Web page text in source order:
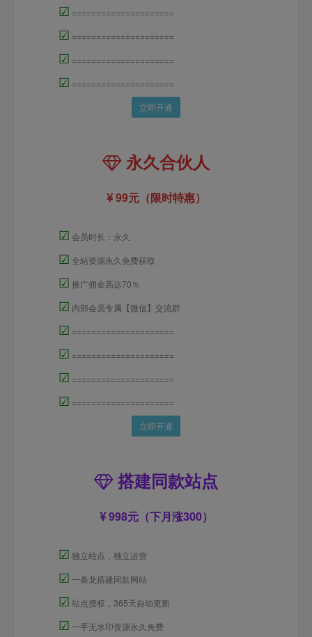
☑ =====================
☑ =====================
☑ =====================
☑ =====================
立即开通
永久合伙人
99元（限时特惠）
☑ 会员时长：永久
☑ 全站资源永久免费获取
☑ 推广佣金高达70％
☑ 内部会员专属【微信】交流群
☑ =====================
☑ =====================
☑ =====================
☑ =====================
立即开通
搭建同款站点
998元（下月涨300）
☑ 独立站点，独立运营
☑ 一条龙搭建同款网站
☑ 站点授权，365天自动更新
☑ 一手无水印资源永久免费